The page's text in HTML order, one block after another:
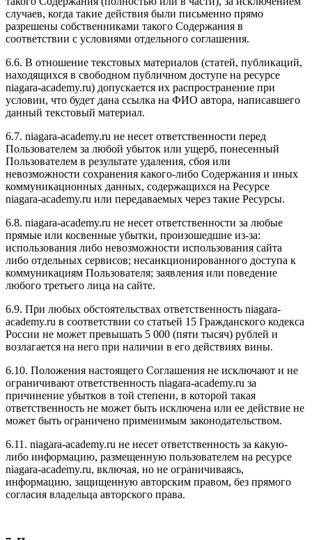
случаев, когда такие действия были письменно прямо
разрешены собственниками такого Содержания в
соответствии с условиями отдельного соглашения.
6.6. В отношение текстовых материалов (статей, публикаций,
находящихся в свободном публичном доступе на ресурсе
niagara-academy.ru) допускается их распространение при
условии, что будет дана ссылка на ФИО автора, написавшего
данный текстовый материал.
6.7. niagara-academy.ru не несет ответственности перед
Пользователем за любой убыток или ущерб, понесенный
Пользователем в результате удаления, сбоя или
невозможности сохранения какого-либо Содержания и иных
коммуникационных данных, содержащихся на Ресурсе
niagara-academy.ru или передаваемых через такие Ресурсы.
6.8. niagara-academy.ru не несет ответственности за любые
прямые или косвенные убытки, произошедшие из-за:
использования либо невозможности использования сайта
либо отдельных сервисов; несанкционированного доступа к
коммуникациям Пользователя; заявления или поведение
любого третьего лица на сайте.
6.9. При любых обстоятельствах ответственность niagara-
academy.ru в соответствии со статьей 15 Гражданского кодекса
России не может превышать 5 000 (пяти тысяч) рублей и
возлагается на него при наличии в его действиях вины.
6.10. Положения настоящего Соглашения не исключают и не
ограничивают ответственность niagara-academy.ru за
причинение убытков в той степени, в которой такая
ответственность не может быть исключена или ее действие не
может быть ограничено применимым законодательством.
6.11. niagara-academy.ru не несет ответственность за какую-
либо информацию, размещенную пользователем на ресурсе
niagara-academy.ru, включая, но не ограничиваясь,
информацию, защищенную авторским правом, без прямого
согласия владельца авторского права.